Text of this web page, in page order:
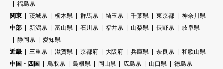
福島県
関東
茨城県 栃木県 群馬県 埼玉県 千葉県 東京都
神奈川県
中部
新潟県 富山県 石川県 福井県 山梨県 長野県
岐阜県
静岡県
愛知県
近畿
三重県 滋賀県 京都府 大阪府 兵庫県 奈良県
和歌山県
中国・四国
鳥取県 島根県 岡山県 広島県 山口県 徳島県